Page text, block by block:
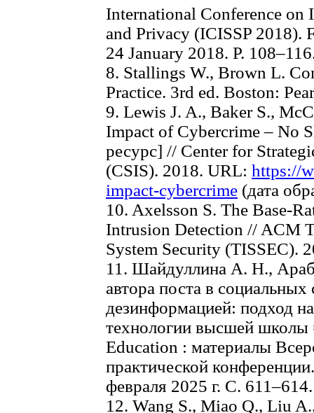
International Conference on
and Privacy (ICISSP 2018).
24 January 2018. P.
8. Stallings W., Brown L.
Practice. 3rd ed. Boston:
9. Lewis J. A., Baker S.,
Impact of Cybercrime – No
ресурс] // Center for
(CSIS). 2018. URL: https://
impact-cybercrime (дата
10. Axelsson S. The Base-
Intrusion Detection // ACM
System Security (TISSEC).
11. Шайдуллина А. Н.,
автора поста в
дезинформацией: подход
технологии высшей
Education : материалы
практической
февраля 2025 г. С. 611–614.
12. Wang S., Miao Q., Liu